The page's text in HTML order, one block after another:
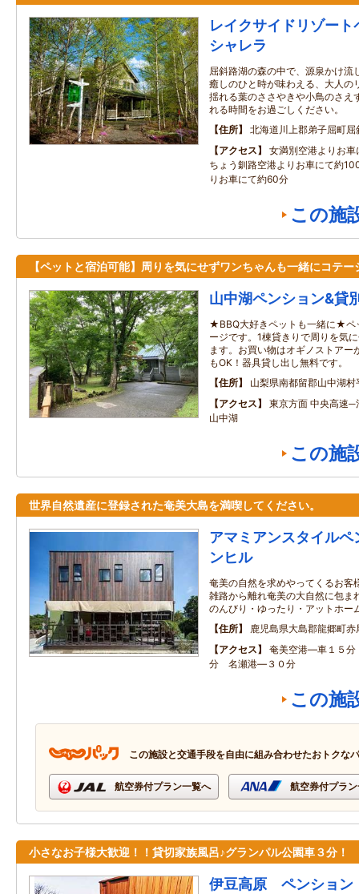
レイクサイドリゾー
シャレラ
屈斜路湖の森の中で、源泉かけ流
癒しのひと時が味わえる、大人の
揺れる葉のささやきや小鳥のさえ
れる時間をお過ごしください。
住所
北海道川上郡弟子屈町屈
アクセス
女満別空港よりお
ちょう釧路空港よりお車にて約
りお車にて約60分
この施
【ペットと宿泊可能】周りを気にせずワンちゃんも一緒にコテー
山中湖ペンション&
★BBQ大好きペットも一緒に★ペ
ージです。1棟貸きりで周りを気
ます。お買い物はオギノストアー
もOK！器具貸し出し無料です。
住所
山梨県南都留郡山中湖村
アクセス
東京方面 中央高速
山中湖
この施
世界自然遺産に登録された奄美大島を満喫してください。
アマミアンスタイル
ンヒル
奄美の自然を求めやってくるお客
雑路から離れ奄美の大自然に包ま
のんびり・ゆったり・アットホー
住所
鹿児島県大島郡龍郷町
アクセス
奄美空港―車１５
分 名瀬港―３０分
この施
この施設と交通手段を自由に組み合わせたおトクな
航空券付プラン一覧へ 航空券付プラ
小さなお子様大歓迎！！貸切家族風呂♪グランパル公園車３分！
伊豆高原 ペンショ